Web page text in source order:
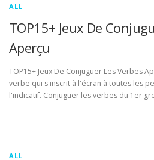
ALL
TOP15+ Jeux De
Aperçu
TOP15+ Jeux De Conjuguer Les Verbes
verbe qui s'inscrit à l'écran à toutes les
l'indicatif. Conjuguer les verbes du 1er
ALL